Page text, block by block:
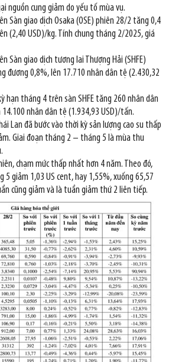
nguồn cung giảm do yếu tố mùa vụ.
Sàn giao dịch Osaka (OSE) phiên 28/2 tăng 0,4
(2,40 USD)/kg. Tính chung tháng 2/2025, giá
Sàn giao dịch tương lai Thượng Hải (SHFE)
đương 0,8%, lên 17.710 nhân dân tệ (2.430,32
hạn tháng 4 trên sàn SHFE tăng 260 nhân dân
nhân dân tệ (1.934,93 USD)/tấn.
Lan đã bước vào thời kỳ sản lượng cao su thấp
Giai đoạn tháng 2 – tháng 5 là mùa thu
chạm mức thấp nhất hơn 4 năm. Theo đó,
5 giảm 1,03 US cent, hay 1,55%, xuống 65,57
cũng giảm và là tuần giảm thứ 2 liên tiếp.